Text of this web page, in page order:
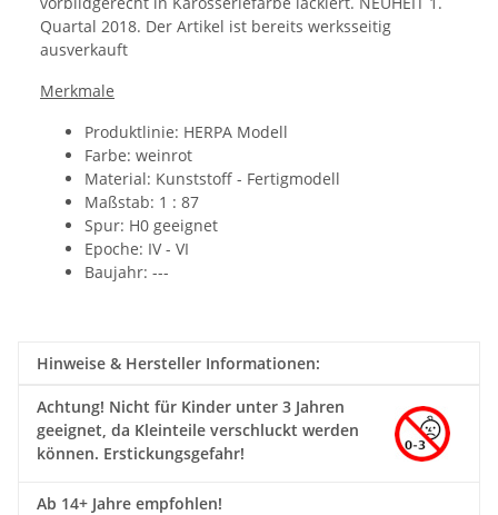
Quartal 2018. Der Artikel ist bereits werksseitig
ausverkauft
Merkmale
Produktlinie: HERPA Modell
Farbe: weinrot
Material: Kunststoff - Fertigmodell
Maßstab: 1 : 87
Spur: H0 geeignet
Epoche: IV - VI
Baujahr: ---
Hinweise & Hersteller Informationen:
Achtung! Nicht für Kinder unter 3 Jahren
geeignet, da Kleinteile verschluckt werden
können. Erstickungsgefahr!
Ab 14+ Jahre empfohlen!